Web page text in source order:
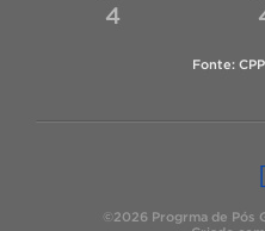
4
Fonte:
©2026 Progrma de Pós